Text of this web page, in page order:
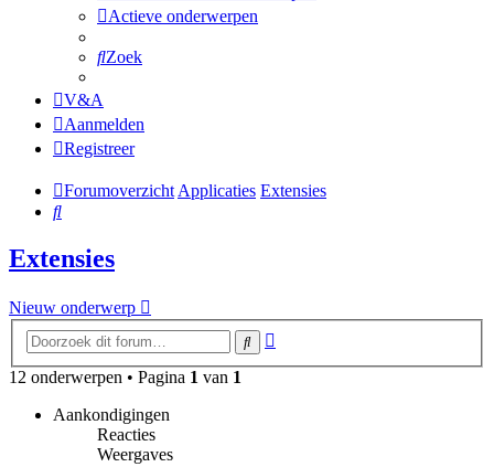
Actieve onderwerpen
Zoek
V&A
Aanmelden
Registreer
Forumoverzicht Applicaties Extensies
Zoek
Extensies
Nieuw onderwerp
Zoek
12 onderwerpen • Pagina 1 van 1
Aankondigingen
Reacties
Weergaves